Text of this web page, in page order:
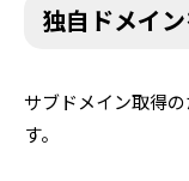
独自ドメイ
サブドメイン取得
す。